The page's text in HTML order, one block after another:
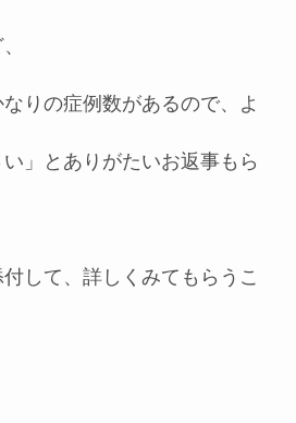
なりの症例数があるので、よ
」とありがたいお返事もら
して、詳しくみてもらうこ